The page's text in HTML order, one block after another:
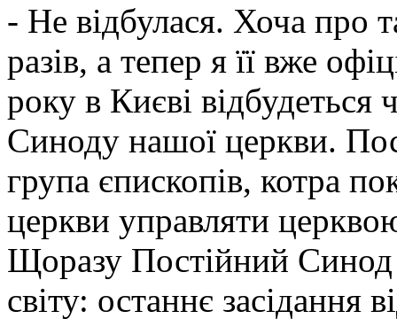
- Не відбулася. Хоча про
разів, а тепер я її вже
року в Києві відбудеться
Синоду нашої церкви.
група єпископів, котра
церкви управляти
Щоразу Постійний Синод
світу: останнє засідання